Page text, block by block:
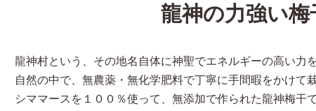
龍神の力強い梅
龍神村という、その地名自体に神聖でエネルギーの高い力
自然の中で、無農薬・無化学肥料で丁寧に手間暇をかけて
シママースを１００％使って、無添加で作られた龍神梅干